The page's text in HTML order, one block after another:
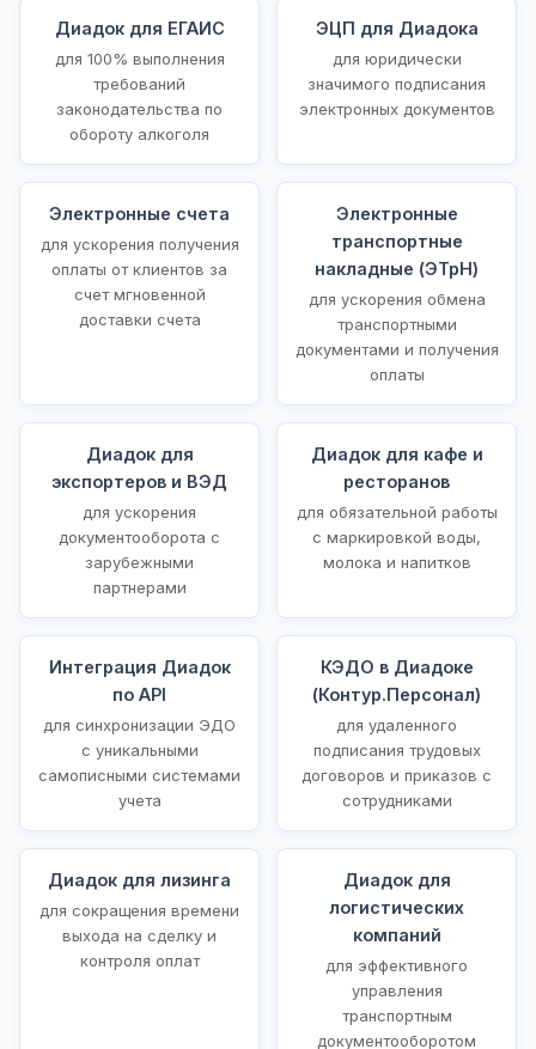
Диадок для ЕГАИС
для 100% выполнения
требований
законодательства по
обороту алкоголя
ЭЦП для Диадока
для юридически
значимого подписания
электронных документов
Электронные счета
для ускорения получения
оплаты от клиентов за
счет мгновенной
доставки счета
Электронные
транспортные
накладные (ЭТрН)
для ускорения обмена
транспортными
документами и получения
оплаты
Диадок для
экспортеров и ВЭД
для ускорения
документооборота с
зарубежными
партнерами
Диадок для кафе и
ресторанов
для обязательной работы
с маркировкой воды,
молока и напитков
Интеграция Диадок
по API
для синхронизации ЭДО
с уникальными
самописными системами
учета
КЭДО в Диадоке
(Контур.Персонал)
для удаленного
подписания трудовых
договоров и приказов с
сотрудниками
Диадок для лизинга
для сокращения времени
выхода на сделку и
контроля оплат
Диадок для
логистических
компаний
для эффективного
управления
транспортным
документооборотом